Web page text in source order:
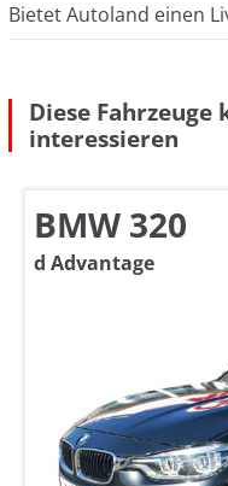
Bietet Autoland einen
Diese Fahrzeuge
interessieren
BMW 320
d Advantage